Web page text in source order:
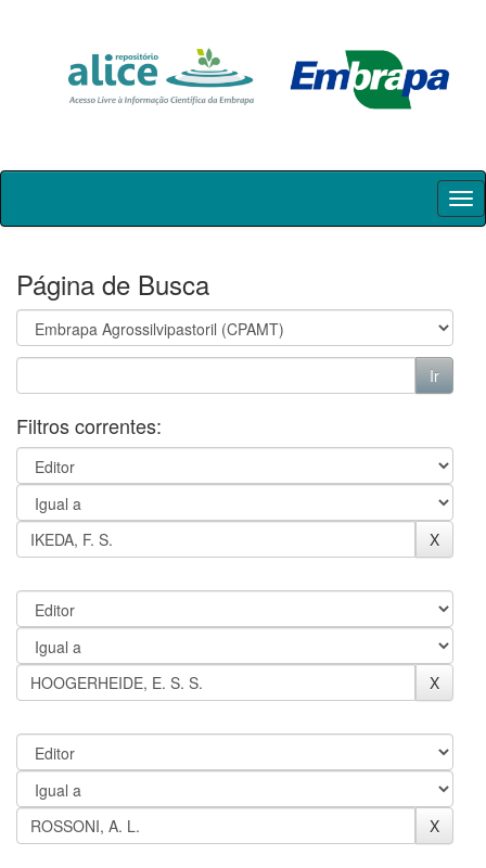
Skip
Página de Busca
Filtros correntes: